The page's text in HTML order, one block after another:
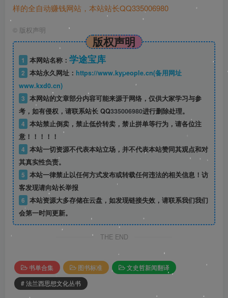
样的全自动赚钱网站，本站站长QQ335006980
© 版权声明
版权声明
1 本网站名称： 学途宝库
2 本站永久网址： https://www.kypeople.cn(备用网址
www.kxd0.cn)
3 本网站的文章部分内容可能来源于网络，仅供大家学习与参
考，如有侵权，请联系站长 QQ335006980进行删除处理。
4 本站禁止倒卖，禁止低价转卖，禁止拼单等行为，请各位注
意！！！！！
4 本站一切资源不代表本站立场，并不代表本站赞同其观点和对
其真实性负责。
5 本站一律禁止以任何方式发布或转载任何违法的相关信息！访
客发现请向站长举报
6 本站资源大多存储在云盘，如发现链接失效，请联系我们我们
会第一时间更新。
THE END
书单合集 图书标准
文史哲新闻翻译
# 法兰西思想文化丛书